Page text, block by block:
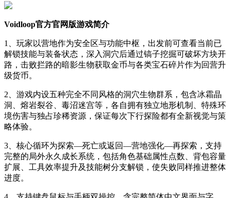
Voidloop官方官网版游戏简介
1、玩家以营地作为安全区与功能中枢，出发前可查看当前已
解锁技能与装备状态，深入洞穴后通过镐子挖掘可破坏方块开
路，击败拦路的暗影生物获取金币与各类宝石碎片作为回营升
级货币。
2、游戏内设五种完全不同风格的洞穴生物群系，包含冰霜晶
洞、熔岩裂谷、毒沼迷宫等，各自拥有独立地形机制、特殊环
境伤害与独占珍稀资源，保证每次下行探险都有全新视觉与策
略体验。
3、核心循环为探索—死亡或返回—营地强化—再探索，支持
完整的局外永久成长系统，包括角色基础属性点数、背包容量
扩展、工具效率提升及技能树分支解锁，使失败同样推进整体
进度。